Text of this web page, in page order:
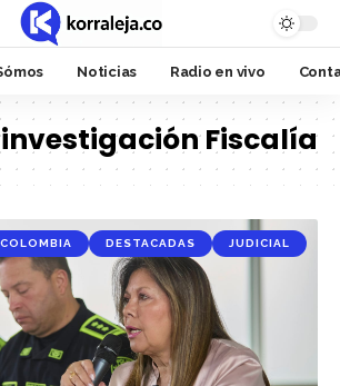
Noticias Radio en vivo
investigación Fiscalía
COLOMBIA DESTACADAS JUDICIAL